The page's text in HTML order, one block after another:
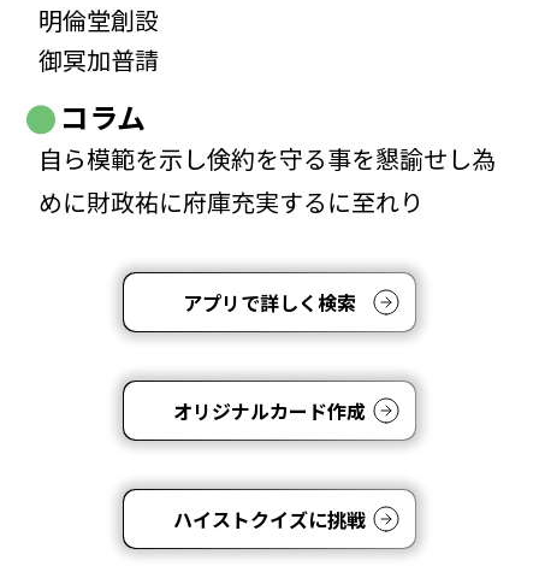
明倫堂創設
御冥加普請
コラム
自ら模範を示し倹約を守る事を懇諭せし為
めに財政祐に府庫充実するに至れり
アプリで詳しく検索
オリジナルカード作成
ハイストクイズに挑戦